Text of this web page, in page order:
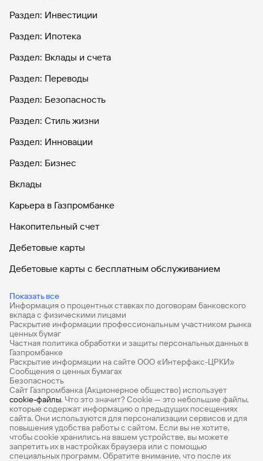
Раздел: Инвестиции
Раздел: Ипотека
Раздел: Вклады и счета
Раздел: Переводы
Раздел: Безопасность
Раздел: Стиль жизни
Раздел: Инновации
Раздел: Бизнес
Вклады
Карьера в Газпромбанке
Накопительный счет
Дебетовые карты
Дебетовые карты с бесплатным обслуживанием
Показать все
Банковские вклады на 3 месяца
Вклады с высоким процентом
Калькулятор вкладов
Виртуальные карты
Премиум
РКО
Ипотечный калькулятор
Кредитный калькулятор
Информация о процентных ставках по договорам банковского
вклада с физическими лицами
Раскрытие информации профессиональным участником рынка
ценных бумаг
Частная политика обработки и защиты персональных данных в
Газпромбанке
Раскрытие информации на сайте ООО «Интерфакс-ЦРКИ»
Сообщения о ценных бумагах
Безопасность
Сайт Газпромбанка (Акционерное общество) использует
cookie-файлы. Что это значит? Сookie — это небольшие файлы,
которые содержат информацию о предыдущих посещениях
сайта. Они используются для персонализации сервисов и для
повышения удобства работы с сайтом. Если вы не хотите,
чтобы сookie хранились на вашем устройстве, вы можете
запретить их в настройках браузера или с помощью
специальных программ. Обратите внимание, что после их